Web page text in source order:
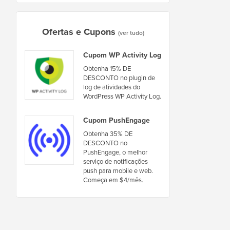
Ofertas e Cupons (ver tudo)
Cupom WP Activity Log
Obtenha 15% DE
DESCONTO no plugin de
log de atividades do
WordPress WP Activity Log.
Cupom PushEngage
Obtenha 35% DE
DESCONTO no
PushEngage, o melhor
serviço de notificações
push para mobile e web.
Começa em $4/mês.